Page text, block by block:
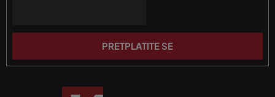
a
PRETPLATITE SE